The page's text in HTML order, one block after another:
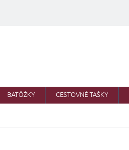
BATÔŽKY CESTOVNÉ TAŠKY